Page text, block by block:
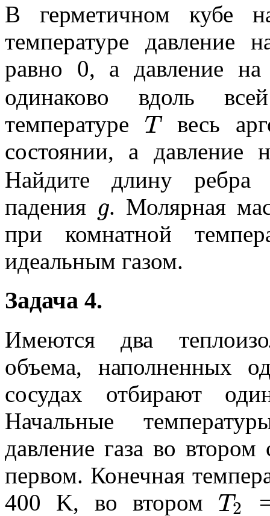
В герметичном кубе
температуре давление
равно 0, а давление
одинаково вдоль
температуре Tвесь
состоянии, а
Найдите длину ребра
падения g. Молярная
при комнатной
идеальным газом.
Задача 4.
Имеются два
объема, наполненных
сосудах отбирают
Начальные
давление газа во
первом. Конечная
400 K, во втором T2